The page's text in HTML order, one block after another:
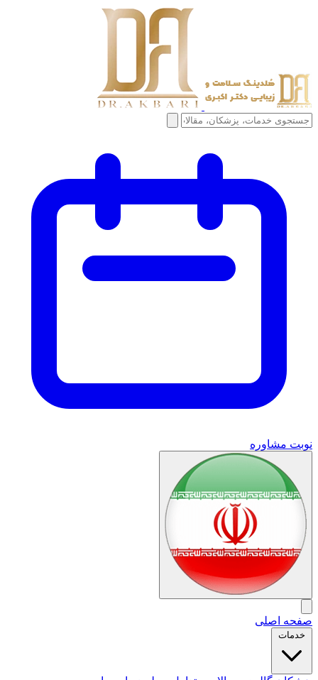
نوبت مشاوره
صفحه اصلی
خدمات